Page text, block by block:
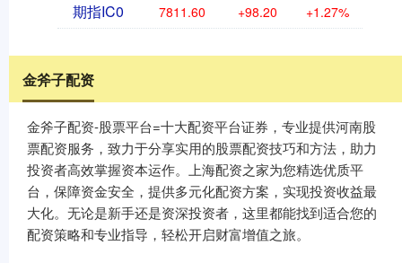
期指IC0 7811.60 +98.20 +1.27%
金斧子配资
金斧子配资-股票平台=十大配资平台证券，专业提供河南股
票配资服务，致力于分享实用的股票配资技巧和方法，助力
投资者高效掌握资本运作。上海配资之家为您精选优质平
台，保障资金安全，提供多元化配资方案，实现投资收益最
大化。无论是新手还是资深投资者，这里都能找到适合您的
配资策略和专业指导，轻松开启财富增值之旅。